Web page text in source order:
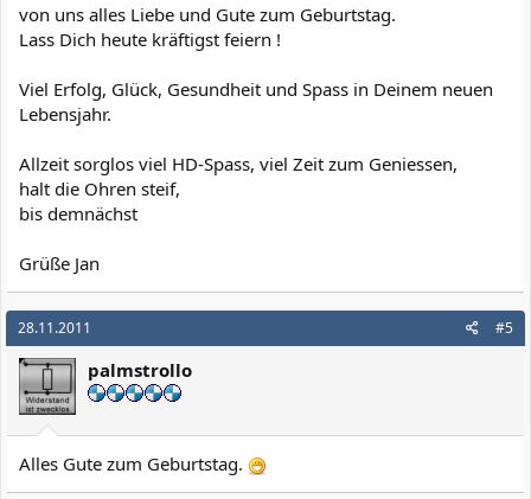
von uns alles Liebe und Gute zum Geburtstag.
Lass Dich heute kräftigst feiern !
Viel Erfolg, Glück, Gesundheit und Spass in Deinem neuen
Lebensjahr.
Allzeit sorglos viel HD-Spass, viel Zeit zum Geniessen,
halt die Ohren steif,
bis demnächst
Grüße Jan
28.11.2011 #5
palmstrollo
Alles Gute zum Geburtstag.